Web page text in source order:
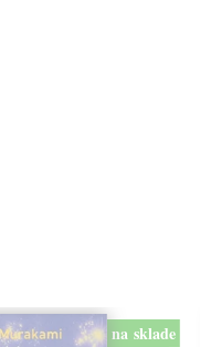
na sklade